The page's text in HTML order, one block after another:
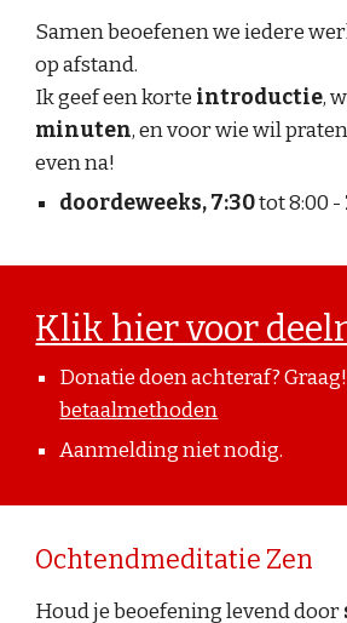
Samen beoefenen we iedere
op afstand.
Ik geef een korte introductie,
minuten, en voor wie wil
even na!
doordeweeks, 7:30tot 8:00
Klik hier voor
Donatie doen achteraf? Graag!
betaalmethoden
Aanmelding niet nodig.
Ochtendmeditatie Zen
Houd je beoefening levend door